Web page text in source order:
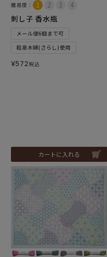
難易度：
刺し子 香水瓶
メール便6個まで可
和泉木綿(さらし)使用
¥572税込
カートに入れる